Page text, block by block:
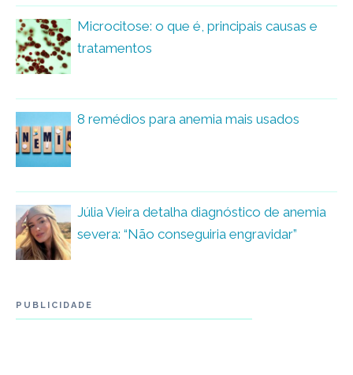
Microcitose: o que é, principais causas e
tratamentos
8 remédios para anemia mais usados
Júlia Vieira detalha diagnóstico de anemia
severa: “Não conseguiria engravidar”
PUBLICIDADE